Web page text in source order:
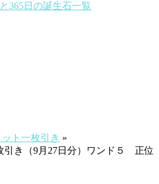
365日の誕生石一覧
ト一枚引き »
引き（9月27日分）ワンド５ 正位